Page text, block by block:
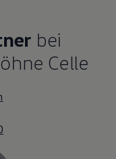
bei
Celle